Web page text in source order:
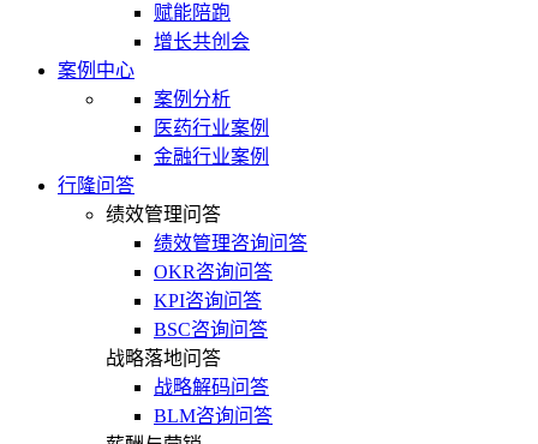
赋能陪跑
增长共创会
案例中心
案例分析
医药行业案例
金融行业案例
行隆问答
绩效管理问答
绩效管理咨询问答
OKR咨询问答
KPI咨询问答
BSC咨询问答
战略落地问答
战略解码问答
BLM咨询问答